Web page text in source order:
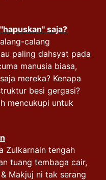
saja?
calang
paling dahsyat pada
manusia biasa,
mereka? Kenapa
besi gergasi?
mencukupi untuk
Zulkarnain tengah
tuang tembaga cair,
Makjuj ni tak serang